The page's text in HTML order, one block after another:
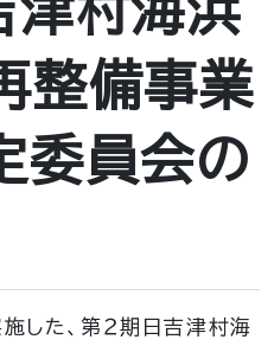
整備事業
委員会の
した、第２期日吉津村海